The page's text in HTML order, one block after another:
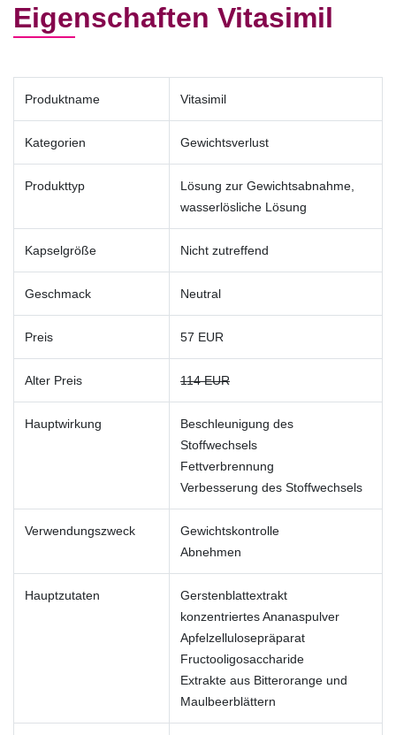
Eigenschaften Vitasimil
Produktname Vitasimil
Kategorien Gewichtsverlust
Produkttyp
Lösung zur Gewichtsabnahme,
wasserlösliche Lösung
Kapselgröße Nicht zutreffend
Geschmack Neutral
Preis 57 EUR
Alter Preis 114 EUR
Hauptwirkung
Beschleunigung des
Stoffwechsels
Fettverbrennung
Verbesserung des Stoffwechsels
Verwendungszweck
Gewichtskontrolle
Abnehmen
Hauptzutaten
Gerstenblattextrakt
konzentriertes Ananaspulver
Apfelzellulosepräparat
Fructooligosaccharide
Extrakte aus Bitterorange und
Maulbeerblättern